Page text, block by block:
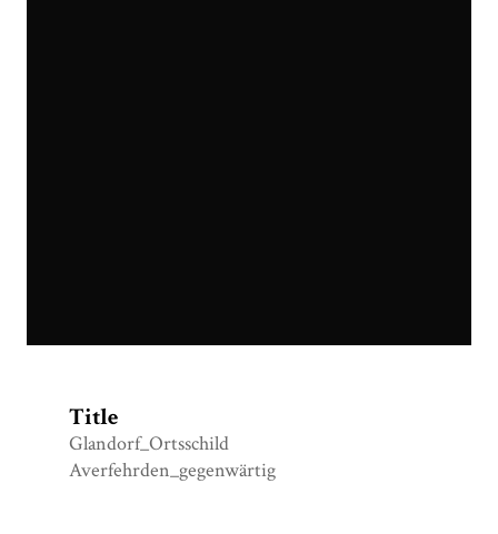
Title
Glandorf_Ortsschild
Averfehrden_gegenwärtig